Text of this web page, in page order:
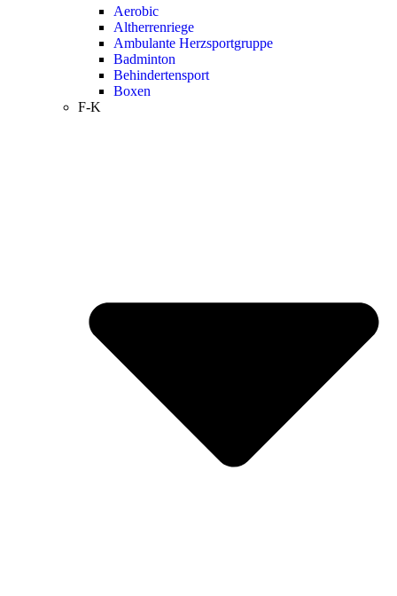
Aerobic
Altherrenriege
Ambulante Herzsportgruppe
Badminton
Behindertensport
Boxen
F-K